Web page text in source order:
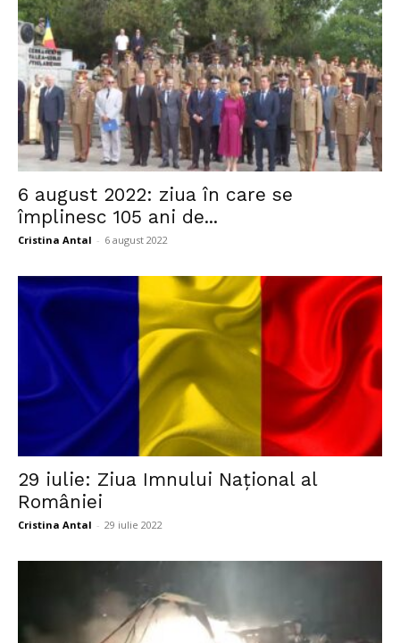
6 august 2022: ziua în care se
împlinesc 105 ani de...
Cristina Antal - 6 august 2022
29 iulie: Ziua Imnului Național al
României
Cristina Antal - 29 iulie 2022